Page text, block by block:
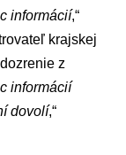
informácií,“
krajskej
z
informácií
dovolí,“